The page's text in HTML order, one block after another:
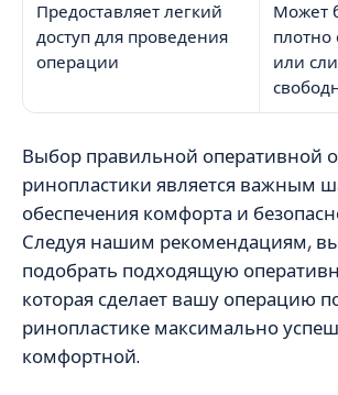
Предоставляет легкий
доступ для проведения
операции
Может
или
Выбор правильной оперативной
ринопластики является важным
обеспечения комфорта и
Следуя нашим рекомендациям,
подобрать подходящую
которая сделает вашу операцию
ринопластике максимально
комфортной.